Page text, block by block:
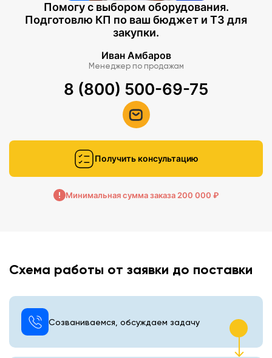
Помогу с выбором оборудования.
Подготовлю КП по ваш бюджет и ТЗ для
закупки.
Иван Амбаров
Менеджер по продажам
8 (800) 500-69-75
Получить консультацию
Минимальная сумма заказа 200 000 ₽
Схема работы от заявки до поставки
Созваниваемся, обсуждаем задачу